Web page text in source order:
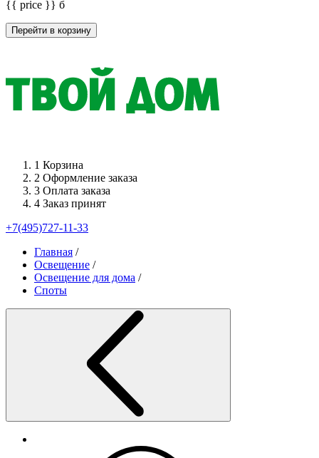
{{ price }} б
Перейти в корзину
1 Корзина
2 Оформление заказа
3 Оплата заказа
4 Заказ принят
+7(495)727-11-33
Главная /
Освещение /
Освещение для дома /
Споты